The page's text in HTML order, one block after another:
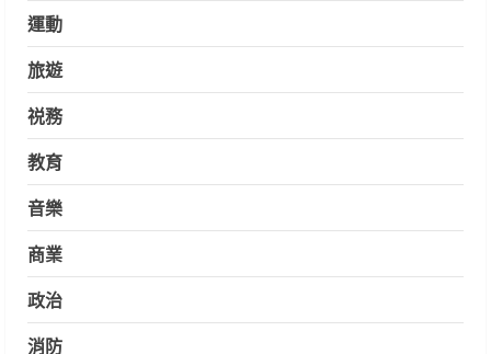
運動
旅遊
祱務
教育
音樂
商業
政治
消防